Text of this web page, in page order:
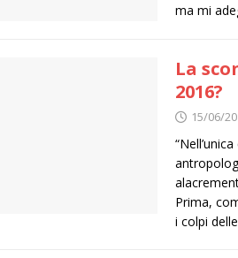
ma mi
La
2016?
15/06/
Prima,
i colpi